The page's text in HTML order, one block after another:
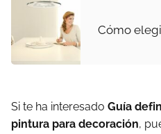
Cómo
Si te ha interesado Guía
pintura para decoración,